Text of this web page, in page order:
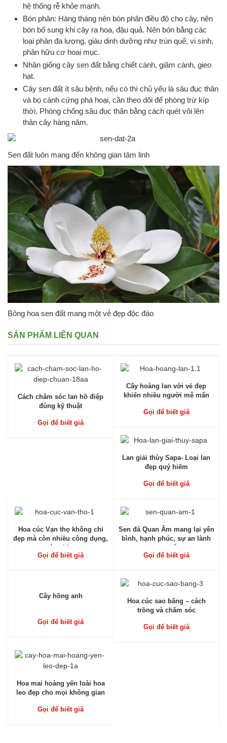
hệ thống rễ khỏe mạnh.
Bón phân: Hàng tháng nên bón phân điều độ cho cây, nên
bón bổ sung khi cây ra hoa, đậu quả. Nên bón bằng các
loại phân đa lượng, giàu dinh dưỡng như trùn quế, vi sinh,
phân hữu cơ hoai mục.
Nhân giống cây sen đất bằng chiết cành, giâm cành, gieo
hạt.
Cây sen đất ít sâu bệnh, nếu có thì chủ yếu là sâu đục thân
và bọ cánh cứng phá hoại, cần theo dõi để phòng trừ kíp
thời. Phòng chống sâu đục thân bằng cách quét vôi lên
thân cây hàng năm.
Sen đất luôn mang đến không gian tâm linh
Bông hoa sen đất mang một vẻ đẹp độc đáo
SẢN PHẨM LIÊN QUAN
Cách chăm sóc lan hồ điệp
đúng kỹ thuật
Gọi để biết giá
Cây hoàng lan với vẻ đẹp
khiến nhiều người mê mẩn
Gọi để biết giá
Lan giải thùy Sapa- Loại lan
đẹp quý hiếm
Gọi để biết giá
Hoa cúc Vạn thọ không chỉ
đẹp mà còn nhiều công dụng,
ý nghĩa
Gọi để biết giá
Sen đá Quan Âm mang lại yên
bình, hạnh phúc, sự an lành
may mắn
Gọi để biết giá
Cây hồng anh
Gọi để biết giá
Hoa cúc sao băng – cách
trồng và chăm sóc
Gọi để biết giá
Hoa mai hoàng yến loài hoa
leo đẹp cho mọi không gian
Gọi để biết giá